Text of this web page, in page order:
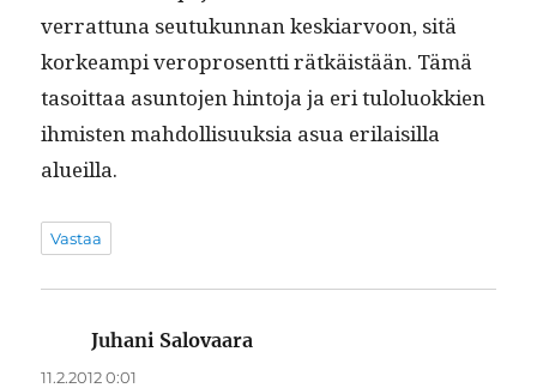
ver­rat­tuna seu­tukun­nan keskiar­voon, sitä
korkeampi vero­pros­ent­ti rätkäistään. Tämä
tasoit­taa asun­to­jen hin­to­ja ja eri tulolu­okkien
ihmis­ten mah­dol­lisuuk­sia asua eri­laisil­la
alueilla.
Vastaa
Juhani Salovaara
11.2.2012 0:01